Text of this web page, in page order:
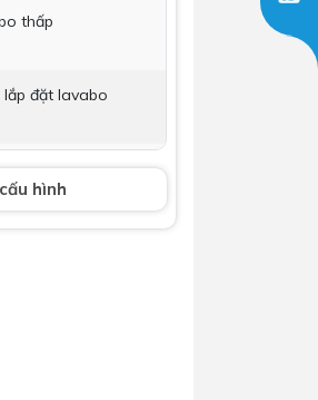
thấp
lắp đặt lavabo
gồm
gồm
hình